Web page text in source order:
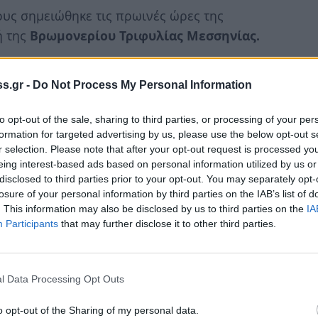
- Do Not Process My Personal Information
opt-out of the sale, sharing to third parties, or processing of your
for targeted advertising by us, please use the below opt-out
selection. Please note that after your opt-out request is processed
interest-based ads based on personal information utilized by us
to third parties prior to your opt-out. You may separately
of your personal information by third parties on the IAB’s list of
This information may also be disclosed by us to third parties on the
Participants that may further disclose it to other third parties.
Data Processing Opt Outs
opt-out of the Sharing of my personal data.
σημειώθηκε τις πρωινές ώρες της
της Βρωμονερίου Τριφυλίας Μεσσηνίας.
δύο ημεδαποί, σε βραχώδη ακτή κοντά στη
Σώματος – Ελληνικής Ακτοφυλακής,
οι δύο επιβαίνοντες αποβιβάστηκαν με
τους.